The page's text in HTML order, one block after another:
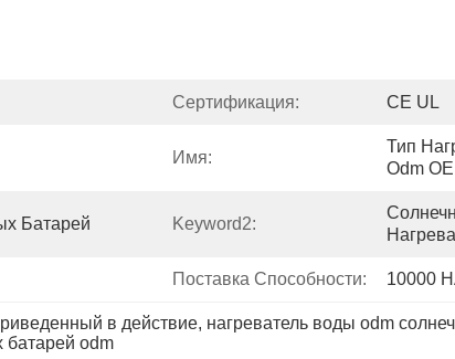
Сертификация: CE UL
Имя:
Тип
Odm
Батарей Keyword2:
Поставка Способности: 10000
в действие, нагреватель воды odm
батарей odm